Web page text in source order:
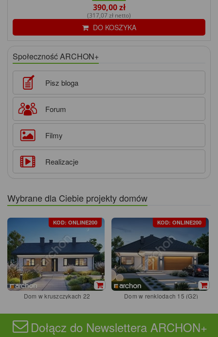
390,00 zł
(317,07 zł netto)
DO KOSZYKA
Społeczność ARCHON+
Pisz bloga
Forum
Filmy
Realizacje
Wybrane dla Ciebie projekty domów
KOD: ONLINE200
Dom w kruszczykach 22
KOD: ONLINE200
Dom w renklodach 15 (G2)
Dołącz do Newslettera ARCHON+